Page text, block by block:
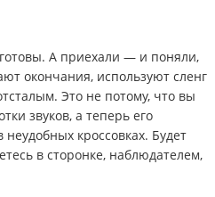
А приехали — и поняли,
окончания, используют сленг
Это не потому, что вы
звуков, а теперь его
кроссовках. Будет
в сторонке, наблюдателем,